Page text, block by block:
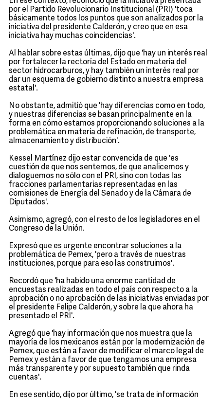
por el Partido Revolucionario Institucional (PRI) 'toca
básicamente todos los puntos que son analizados por la
iniciativa del presidente Calderón, y creo que en esa
iniciativa hay muchas coincidencias'.
Al hablar sobre estas últimas, dijo que 'hay un interés real
por fortalecer la rectoría del Estado en materia del
sector hidrocarburos, y hay también un interés real por
dar un esquema de gobierno distinto a nuestra empresa
estatal'.
No obstante, admitió que 'hay diferencias como en todo,
y nuestras diferencias se basan principalmente en la
forma en cómo estamos proporcionando soluciones a la
problemática en materia de refinación, de transporte,
almacenamiento y distribución'.
Kessel Martínez dijo estar convencida de que 'es
cuestión de que nos sentemos, de que analicemos y
dialoguemos no sólo con el PRI, sino con todas las
fracciones parlamentarias representadas en las
comisiones de Energía del Senado y de la Cámara de
Diputados'.
Asimismo, agregó, con el resto de los legisladores en el
Congreso de la Unión.
Expresó que es urgente encontrar soluciones a la
problemática de Pemex, 'pero a través de nuestras
instituciones, porque para eso las construimos'.
Recordó que 'ha habido una enorme cantidad de
encuestas realizadas en todo el país con respecto a la
aprobación o no aprobación de las iniciativas enviadas por
el presidente Felipe Calderón, y sobre la que ahora ha
presentado el PRI'.
Agregó que 'hay información que nos muestra que la
mayoría de los mexicanos están por la modernización de
Pemex, que están a favor de modificar el marco legal de
Pemex y están a favor de que tengamos una empresa
más transparente y por supuesto también que rinda
cuentas'.
En ese sentido, dijo por último, 'se trata de información